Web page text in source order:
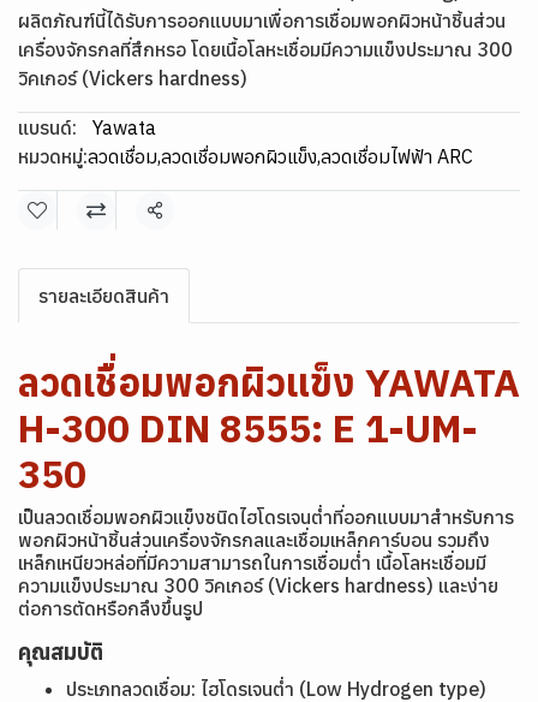
ผลิตภัณฑ์นี้ได้รับการออกแบบมาเพื่อการเชื่อมพอกผิวหน้าชิ้นส่วน
เครื่องจักรกลที่สึกหรอ โดยเนื้อโลหะเชื่อมมีความแข็งประมาณ 300
วิคเกอร์ (Vickers hardness)
แบรนด์:
Yawata
หมวดหมู่:ลวดเชื่อม,ลวดเชื่อมพอกผิวแข็ง,ลวดเชื่อมไฟฟ้า ARC
แชร์
รายละเอียดสินค้า
ลวดเชื่อมพอกผิวแข็ง YAWATA
H-300 DIN 8555: E 1-UM-
350
เป็นลวดเชื่อมพอกผิวแข็งชนิดไฮโดรเจนต่ำที่ออกแบบมาสำหรับการ
พอกผิวหน้าชิ้นส่วนเครื่องจักรกลและเชื่อมเหล็กคาร์บอน รวมถึง
เหล็กเหนียวหล่อที่มีความสามารถในการเชื่อมต่ำ เนื้อโลหะเชื่อมมี
ความแข็งประมาณ 300 วิคเกอร์ (Vickers hardness) และง่าย
ต่อการตัดหรือกลึงขึ้นรูป
คุณสมบัติ
ประเภทลวดเชื่อม: ไฮโดรเจนต่ำ (Low Hydrogen type)